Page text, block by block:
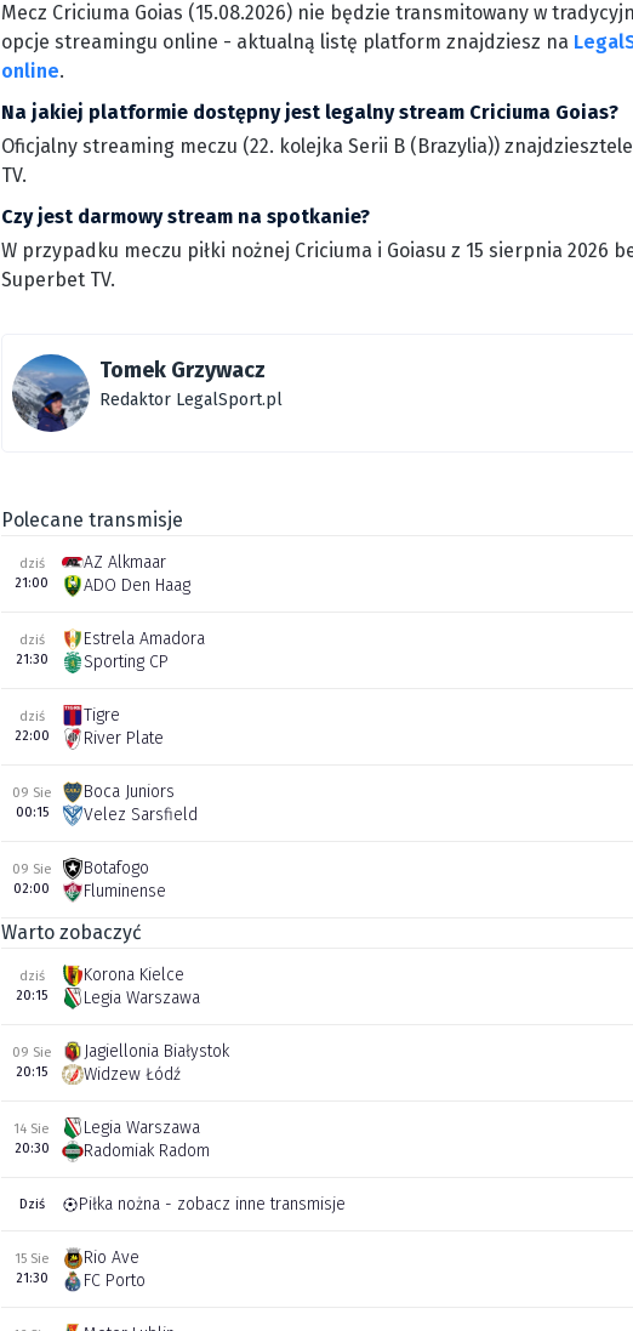
Mecz Criciuma Goias (15.08.2026) nie będzie transmitowany w
opcje streamingu online - aktualną listę platform znajdziesz na
online.
Na jakiej platformie dostępny jest legalny stream Criciuma Goias?
Oficjalny streaming meczu (22. kolejka Serii B (Brazylia))
TV.
Czy jest darmowy stream na spotkanie?
W przypadku meczu piłki nożnej Criciuma i Goiasu z 15 sierpnia 2026
Superbet TV.
Tomek Grzywacz
Redaktor LegalSport.pl
Polecane transmisje
dziś
21:00
AZ Alkmaar
ADO Den Haag
dziś
21:30
Estrela Amadora
Sporting CP
dziś
22:00
Tigre
River Plate
09 Sie
00:15
Boca Juniors
Velez Sarsfield
09 Sie
02:00
Botafogo
Fluminense
Warto zobaczyć
dziś
20:15
Korona Kielce
Legia Warszawa
09 Sie
20:15
Jagiellonia Białystok
Widzew Łódź
14 Sie
20:30
Legia Warszawa
Radomiak Radom
Dziś Piłka nożna - zobacz inne transmisje
15 Sie
21:30
Rio Ave
FC Porto